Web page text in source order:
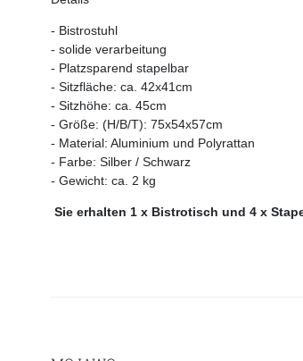
- Bistrostuhl
- solide verarbeitung
- Platzsparend stapelbar
- Sitzfläche: ca. 42x41cm
- Sitzhöhe: ca. 45cm
- Größe: (H/B/T): 75x54x57cm
- Material: Aluminium und Polyrattan
- Farbe: Silber / Schwarz
- Gewicht: ca. 2 kg
Sie erhalten 1 x Bistrotisch und 4 x